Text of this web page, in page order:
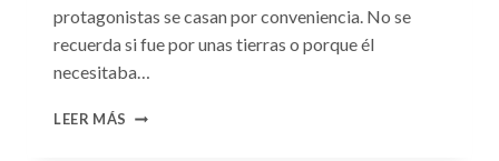
protagonistas se casan por conveniencia. No se
recuerda si fue por unas tierras o porque él
necesitaba…
LEER MÁS CONSULTA